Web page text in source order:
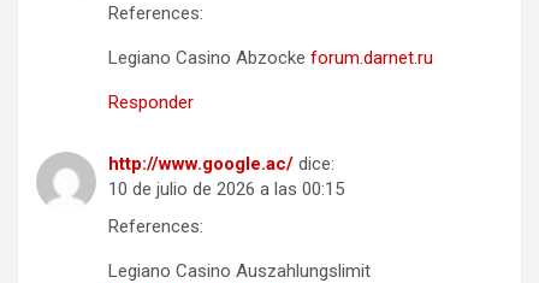
References:
Legiano Casino Abzocke forum.darnet.ru
Responder
http://www.google.ac/ dice:
10 de julio de 2026 a las 00:15
References:
Legiano Casino Auszahlungslimit